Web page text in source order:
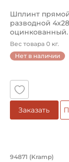
Шплинт
разводной
оцинкованный.
94428 (Kramp)
Вес товара 0 кг.
Нет в наличии
Заказать
Шплинт
94871 (Kramp)